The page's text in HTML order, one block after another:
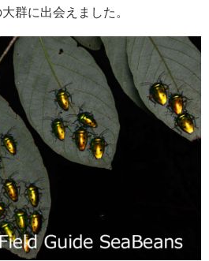
群に出会えました。